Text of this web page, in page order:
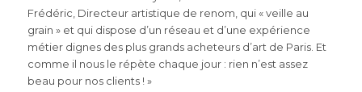
Frédéric, Directeur artistique de renom, qui « veille au
grain » et qui dispose d’un réseau et d’une expérience
métier dignes des plus grands acheteurs d’art de Paris. Et
comme il nous le répète chaque jour : rien n’est assez
beau pour nos clients ! »